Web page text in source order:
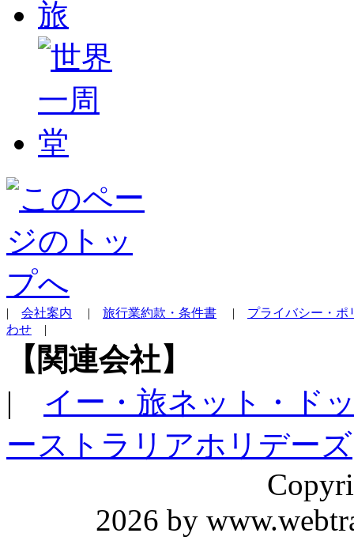
| 会社案内 | 旅行業約款・条件書 | プライバシー・ポ
わせ |
【関連会社】
| イー・旅ネット・ド
ーストラリアホリデーズ
2026 by